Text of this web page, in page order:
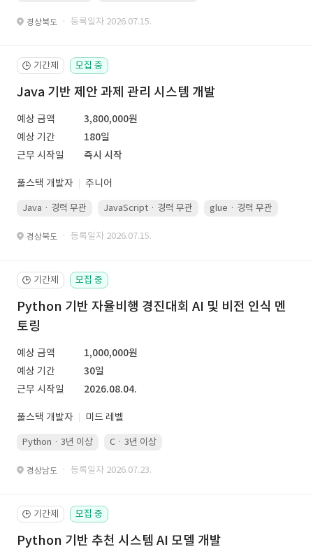
경상북도 · 등록일자 2026.07.15.
🕒 기간제 모집 중
Java 기반 제안 과제 관리 시스템 개발
예상 금액
3,800,000원
예상 기간
180일
근무 시작일
즉시 시작
풀스택 개발자 주니어
Java · 경력 무관 JavaScript · 경력 무관 glue · 경력 무관
경상북도 · 등록일자 2026.07.15.
🕒 기간제 모집 중
Python 기반 자율비행 경진대회 AI 및 비전 인식 멘
토링
예상 금액
1,000,000원
예상 기간
30일
근무 시작일
2026.08.04.
풀스택 개발자 미드 레벨
Python · 3년 이상 C · 3년 이상
경상남도 · 등록일자 2026.07.23.
🕒 기간제 모집 중
Python 기반 추천 시스템 AI 모델 개발